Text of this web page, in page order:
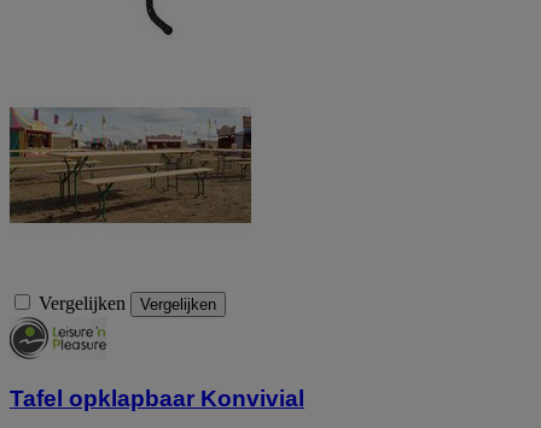
Vergelijken Vergelijken
Tafel opklapbaar Konvivial